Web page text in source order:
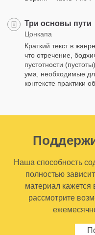
Три основы пути
Цонкапа
Краткий текст в
что отречение,
пустотности
ума, необходимые
контексте практики
Наша способность
полностью
материал
рассмотрите